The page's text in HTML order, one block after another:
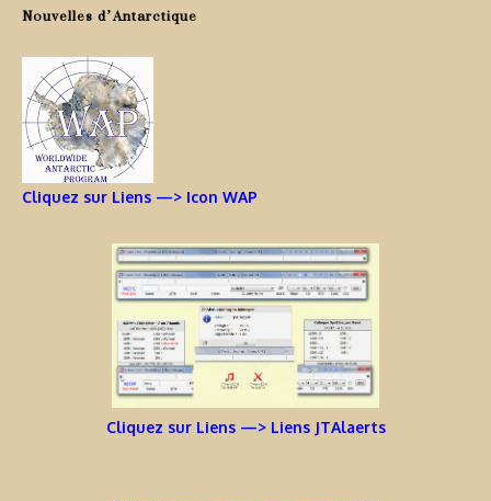
Nouvelles d’Antarctique
Cliquez sur Liens —> Icon WAP
Cliquez sur Liens —> Liens JTAlaerts